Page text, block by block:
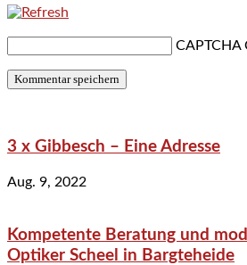
CAPTCHA
3 x Gibbesch – Eine Adresse
Aug. 9, 2022
Kompetente Beratung und
Optiker Scheel in Bargteheide